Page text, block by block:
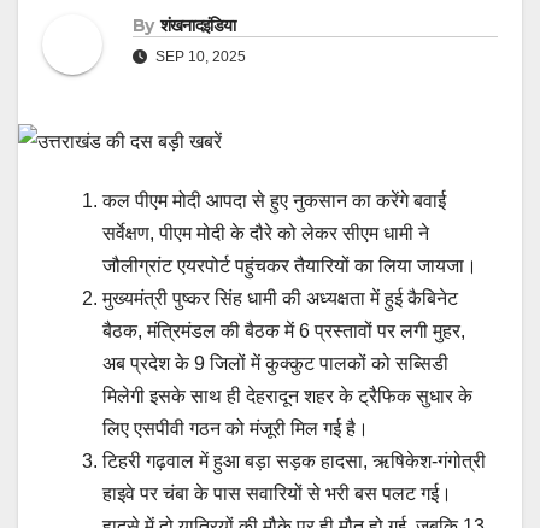
By शंखनादइंडिया
SEP 10, 2025
कल पीएम मोदी आपदा से हुए नुकसान का करेंगे बवाई
सर्वेक्षण, पीएम मोदी के दौरे को लेकर सीएम धामी ने
जौलीग्रांट एयरपोर्ट पहुंचकर तैयारियों का लिया जायजा।
मुख्यमंत्री पुष्कर सिंह धामी की अध्यक्षता में हुई कैबिनेट
बैठक, मंत्रिमंडल की बैठक में 6 प्रस्तावों पर लगी मुहर,
अब प्रदेश के 9 जिलों में कुक्कुट पालकों को सब्सिडी
मिलेगी इसके साथ ही देहरादून शहर के ट्रैफिक सुधार के
लिए एसपीवी गठन को मंजूरी मिल गई है।
टिहरी गढ़वाल में हुआ बड़ा सड़क हादसा, ऋषिकेश-गंगोत्री
हाइवे पर चंबा के पास सवारियों से भरी बस पलट गई।